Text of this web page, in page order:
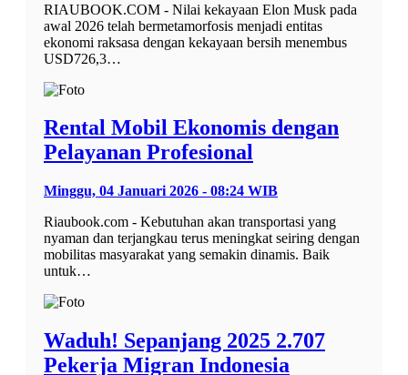
RIAUBOOK.COM - Nilai kekayaan Elon Musk pada
awal 2026 telah bermetamorfosis menjadi entitas
ekonomi raksasa dengan kekayaan bersih menembus
USD726,3…
Rental Mobil Ekonomis dengan
Pelayanan Profesional
Minggu, 04 Januari 2026 - 08:24 WIB
Riaubook.com - Kebutuhan akan transportasi yang
nyaman dan terjangkau terus meningkat seiring dengan
mobilitas masyarakat yang semakin dinamis. Baik
untuk…
Waduh! Sepanjang 2025 2.707
Pekerja Migran Indonesia